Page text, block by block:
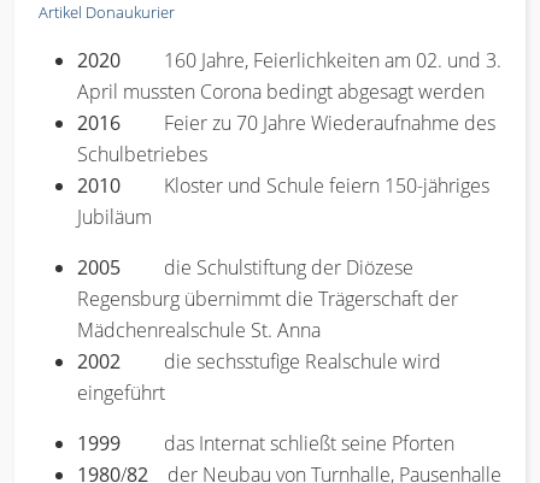
Artikel Donaukurier
2020
160 Jahre, Feierlichkeiten am 02. und 3.
April mussten Corona bedingt abgesagt werden
2016 Feier zu 70 Jahre Wiederaufnahme des
Schulbetriebes
2010 Kloster und Schule feiern 150-jähriges
Jubiläum
2005 die Schulstiftung der Diözese
Regensburg übernimmt die Trägerschaft der
Mädchenrealschule St. Anna
2002 die sechsstufige Realschule wird
eingeführt
1999 das Internat schließt seine Pforten
1980/82 der Neubau von Turnhalle, Pausenhalle